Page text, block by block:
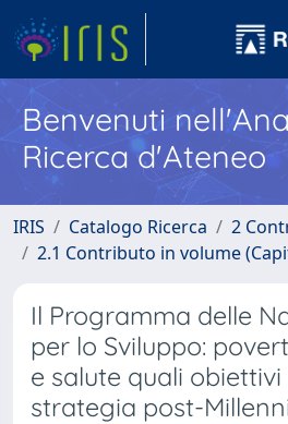
Benvenuti
Ricerca d'Ateneo
IRIS Catalogo Ricerca
2
2.1 Contributo in volume
Il Programma delle
per lo Sviluppo:
e salute quali
strategia post-